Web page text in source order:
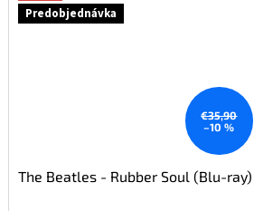
Predobjednávka
€35,90
–10 %
The Beatles - Rubber Soul (Blu-ray)